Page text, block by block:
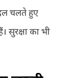
चलते हुए
का भी